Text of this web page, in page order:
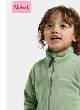
Nyhet